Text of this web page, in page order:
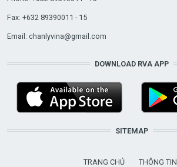
Fax: +632 89390011 - 15
Email: chanlyvina@gmail.com
DOWNLOAD RVA APP
SITEMAP
TRANG CHỦ
THÔNG TIN